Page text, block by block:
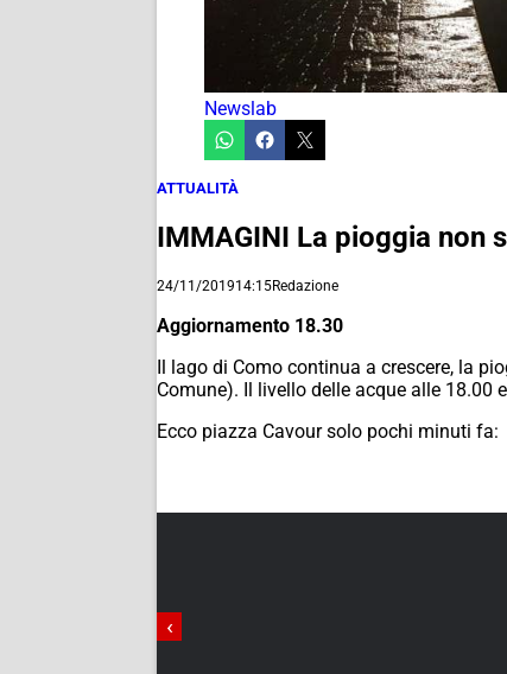
Newslab
ATTUALITÀ
IMMAGINI La pioggia non
24/11/201914:15Redazione
Aggiornamento 18.30
Il lago di Como continua a crescere, la
Comune). Il livello delle acque alle 18.00
Ecco piazza Cavour solo pochi minuti fa:
‹